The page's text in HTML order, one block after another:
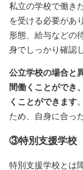
私立の学校で働き
を受ける必要があ
形態、給与などの
身でしっかり確認
公立学校の場合と
間働くことができ
くことができます
ため、自身に合っ
③特別支援学校
特別支援学校とは